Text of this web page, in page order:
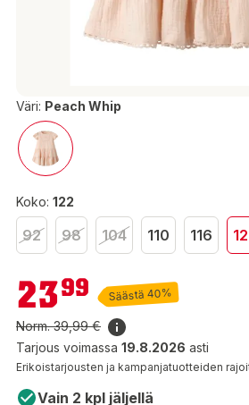
Väri: Peach Whip
Koko: 122
92 98 104 110 116
2399 Säästä 40%
Norm.39,99 €
Tarjous voimassa 19.8.2026 asti
Erikoistarjousten ja kampanjatuotteiden
Vain 2 kpl jäljellä